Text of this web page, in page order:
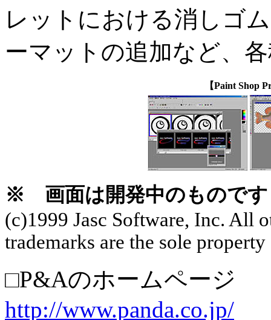
レットにおける消しゴ
ーマットの追加など、
【Paint Shop
※ 画面は開発中のものです
(c)1999 Jasc Software, Inc. All
trademarks are the sole
□P&Aのホームページ
http://www.panda.co.jp/